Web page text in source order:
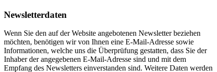
Newsletterdaten
Wenn Sie den auf der Website angebotenen Newsletter beziehen
möchten, benötigen wir von Ihnen eine E-Mail-Adresse sowie
Informationen, welche uns die Überprüfung gestatten, dass Sie der
Inhaber der angegebenen E-Mail-Adresse sind und mit dem
Empfang des Newsletters einverstanden sind. Weitere Daten werden